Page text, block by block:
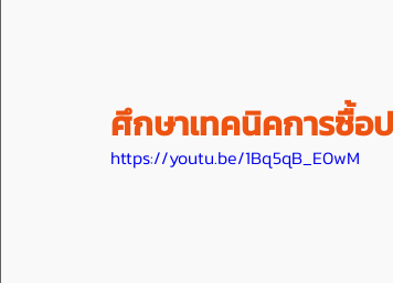
ศึกษาเทคนิคการซื้อ
https://youtu.be/1Bq5qB_E0wM